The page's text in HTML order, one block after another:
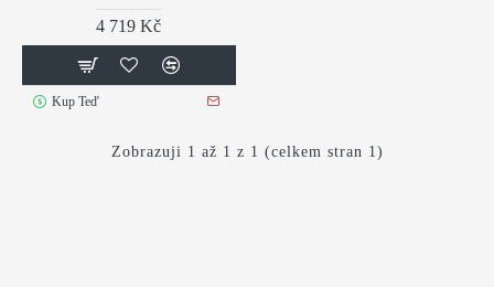
4 719 Kč
Kup Teď
Zobrazuji 1 až 1 z 1 (celkem stran 1)